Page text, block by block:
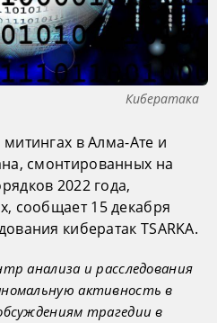
Кибератака
в Алма-Ате и
смонтированных на
2022 года,
сообщает 15 декабря
кибератак TSARKA.
анализа и расследования
активность в
трагедии в